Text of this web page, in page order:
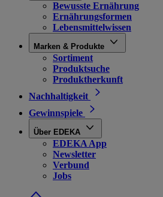
Bewusste Ernährung
Ernährungsformen
Lebensmittelwissen
Marken & Produkte
Sortiment
Produktsuche
Produktherkunft
Nachhaltigkeit
Gewinnspiele
Über EDEKA
EDEKA App
Newsletter
Verbund
Jobs